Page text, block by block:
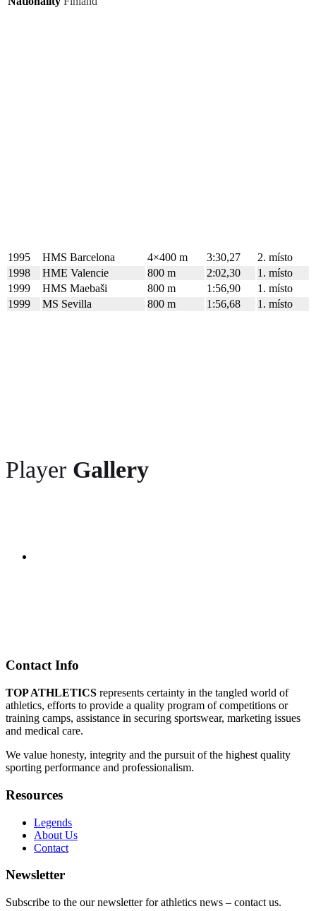
1995 HMS Barcelona 4×400 m 3:30,27
2. místo
1998
HME Valencie 800 m 2:02,30
1. místo
1999
HMS Maebaši 800 m 1:56,90
1. místo
1999
MS Sevilla 800 m 1:56,68 1. místo
Player Gallery
Contact Info
TOP ATHLETICS represents certainty in the tangled world of
athletics, efforts to provide a quality program of competitions or
training camps, assistance in securing sportswear, marketing issues
and medical care.
We value honesty, integrity and the pursuit of the highest quality
sporting performance and professionalism.
Resources
Legends
About Us
Contact
Newsletter
Subscribe to the our newsletter for athletics news – contact us.